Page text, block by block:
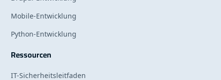
Mobile-Entwicklung
Python-Entwicklung
Ressourcen
IT-Sicherheitsleitfaden